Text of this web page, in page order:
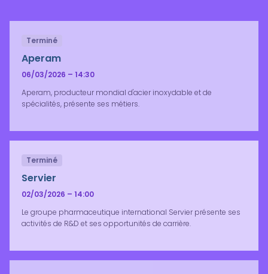
Terminé
Aperam
06/03/2026 – 14:30
Aperam, producteur mondial d'acier inoxydable et de
spécialités, présente ses métiers.
Terminé
Servier
02/03/2026 – 14:00
Le groupe pharmaceutique international Servier présente ses
activités de R&D et ses opportunités de carrière.